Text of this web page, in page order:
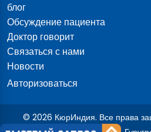
блог
Обсуждение пациента
Доктор говорит
Связаться с нами
Новости
Авторизоваться
© 2026 КюрИндия. Все права